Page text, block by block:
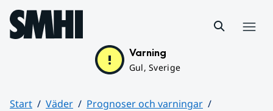
Hoppa till sidans innehåll
Varning
Gul, Sverige
Start Väder
Prognoser och varningar